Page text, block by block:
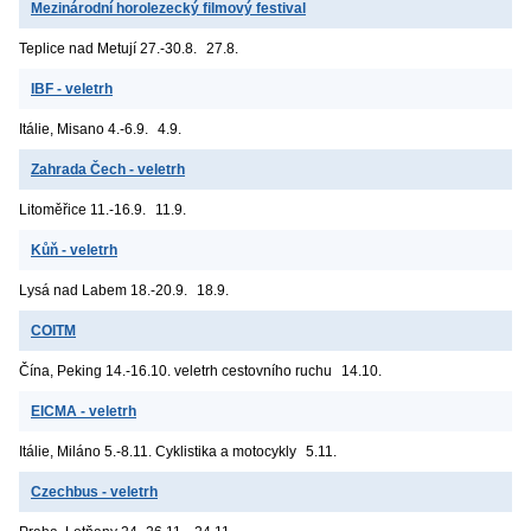
Mezinárodní horolezecký filmový festival
Teplice nad Metují 27.-30.8. 27.8.
IBF - veletrh
Itálie, Misano 4.-6.9. 4.9.
Zahrada Čech - veletrh
Litoměřice 11.-16.9. 11.9.
Kůň - veletrh
Lysá nad Labem 18.-20.9. 18.9.
COITM
Čína, Peking 14.-16.10. veletrh cestovního ruchu 14.10.
EICMA - veletrh
Itálie, Miláno 5.-8.11. Cyklistika a motocykly 5.11.
Czechbus - veletrh